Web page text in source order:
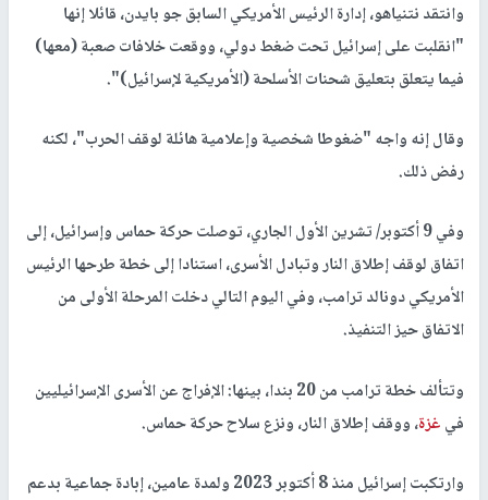
وانتقد نتنياهو، إدارة الرئيس الأمريكي السابق جو بايدن، قائلا إنها
"انقلبت على إسرائيل تحت ضغط دولي، ووقعت خلافات صعبة (معها)
فيما يتعلق بتعليق شحنات الأسلحة (الأمريكية لإسرائيل)".
وقال إنه واجه "ضغوطا شخصية وإعلامية هائلة لوقف الحرب"، لكنه
رفض ذلك.
وفي 9 أكتوبر/ تشرين الأول الجاري، توصلت حركة حماس وإسرائيل، إلى
اتفاق لوقف إطلاق النار وتبادل الأسرى، استنادا إلى خطة طرحها الرئيس
الأمريكي دونالد ترامب، وفي اليوم التالي دخلت المرحلة الأولى من
الاتفاق حيز التنفيذ.
وتتألف خطة ترامب من 20 بندا، بينها: الإفراج عن الأسرى الإسرائيليين
فيغزة، ووقف إطلاق النار، ونزع سلاح حركة حماس.
وارتكبت إسرائيل منذ 8 أكتوبر 2023 ولمدة عامين، إبادة جماعية بدعم